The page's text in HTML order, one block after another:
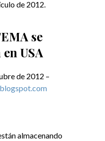
de 2012.
se
USA
de 2012 –
almacenando